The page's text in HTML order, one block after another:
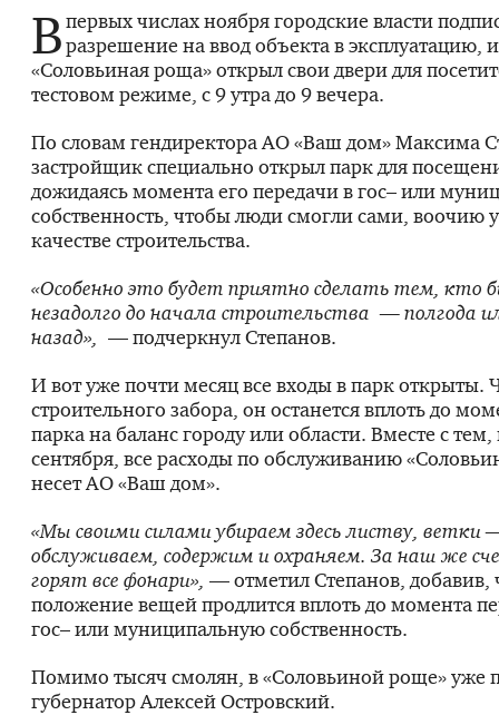
Впервых числах ноября городские власти
разрешение на ввод объекта в эксплуатацию,
«Соловьиная роща» открыл свои двери для
тестовом режиме, c 9 утра до 9 вечера.
По словам гендиректора АО «Ваш дом» Максима
застройщик специально открыл парк для
дожидаясь момента его передачи в гос– или
собственность, чтобы люди смогли сами, воочию
качестве строительства.
«Особенно это будет приятно сделать тем, кто
незадолго до начала строительства — полгода
назад», — подчеркнул Степанов.
И вот уже почти месяц все входы в парк открыты.
строительного забора, он останется вплоть до
парка на баланс городу или области. Вместе с
сентября, все расходы по обслуживанию
несет АО «Ваш дом».
«Мы своими силами убираем здесь листву, ветки
обслуживаем, содержим и охраняем. За наш же
горят все фонари», — отметил Степанов, добавив,
положение вещей продлится вплоть до момента
гос– или муниципальную собственность.
Помимо тысяч смолян, в «Соловьиной роще» уже
губернатор Алексей Островский.